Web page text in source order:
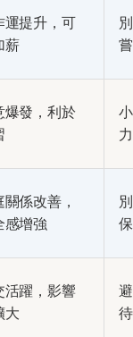
運提升，可
薪
爆發，利於
係改善，
感增強
活躍，影響
大